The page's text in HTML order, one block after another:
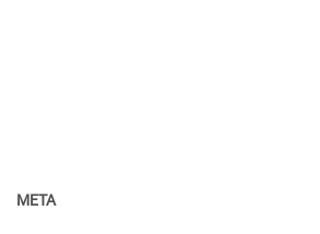
META